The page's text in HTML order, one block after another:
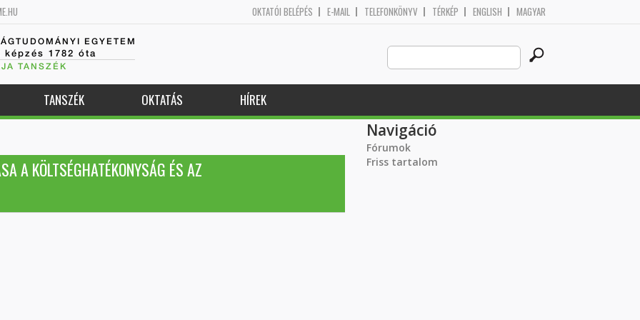
OKTATÓI BELÉPÉS E-MAIL TELEFONKÖNYV TÉRKÉP ENGLISH MAGYAR
EGYETEM
1782 óta
TANSZÉK
Search
this
site
TANSZÉK OKTATÁS HÍREK
A KÖLTSÉGHATÉKONYSÁG ÉS AZ
Navigáció
Fórumok
Friss tartalom